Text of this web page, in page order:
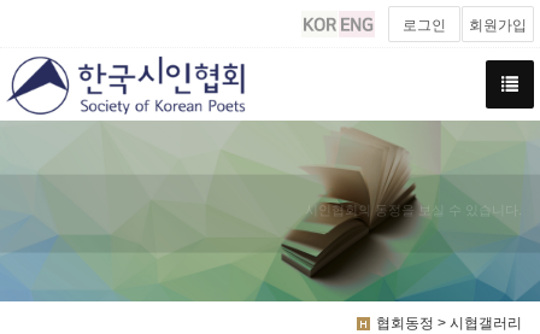
로그인 회원가입
시인협회의 동정을 보실 수 있습니다.
협회동정 > 시협갤러리